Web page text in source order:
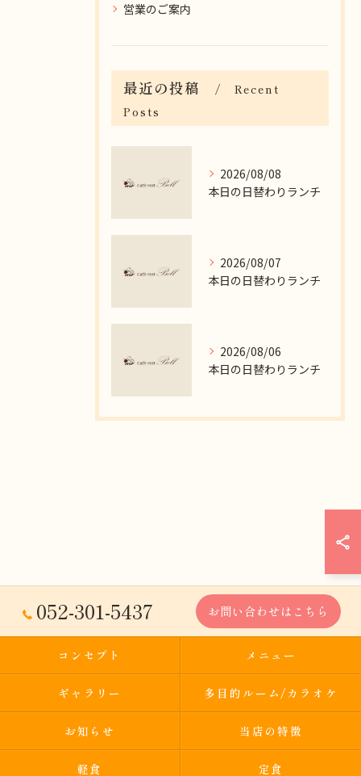
営業のご案内
最近の投稿
Recent
Posts
2026/08/08
本日の日替わりランチ
2026/08/07
本日の日替わりランチ
2026/08/06
本日の日替わりランチ
052-301-5437 お問い合わせはこちら
コンセプト メニュー
ギャラリー 多目的ルーム/カラオケ
お知らせ 当店の特徴
軽食 定食